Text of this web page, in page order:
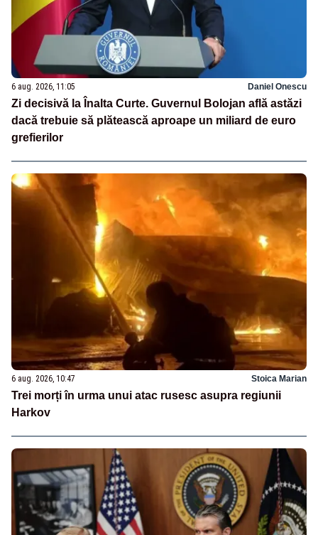
6 aug. 2026, 11:05 Daniel Onescu
Zi decisivă la Înalta Curte. Guvernul Bolojan află astăzi
dacă trebuie să plătească aproape un miliard de euro
grefierilor
6 aug. 2026, 10:47 Stoica Marian
Trei morți în urma unui atac rusesc asupra regiunii
Harkov